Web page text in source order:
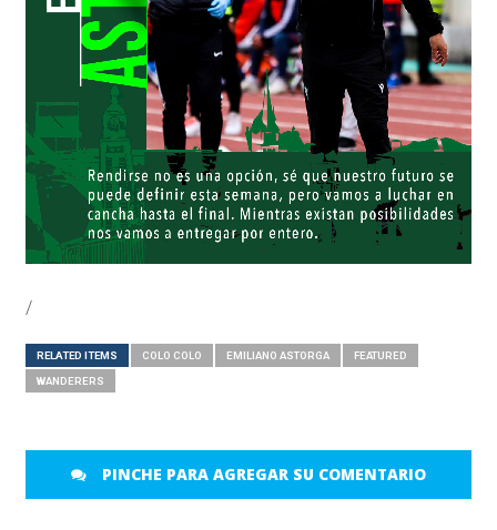
/
RELATED ITEMS COLO COLO EMILIANO ASTORGA FEATURED
WANDERERS
PINCHE PARA AGREGAR SU COMENTARIO